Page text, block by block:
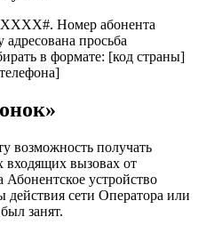
Номер абонента
просьба
в формате: [код страны]
возможность получать
вызовах от
устройство
действия сети Оператора или
занят.